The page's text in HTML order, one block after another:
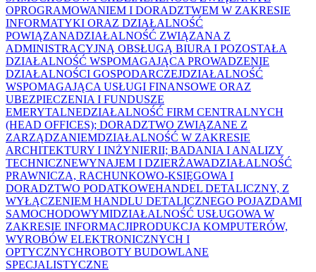
OPROGRAMOWANIEM I DORADZTWEM W ZAKRESIE
INFORMATYKI ORAZ DZIAŁALNOŚĆ
POWIĄZANADZIAŁALNOŚĆ ZWIĄZANA Z
ADMINISTRACYJNĄ OBSŁUGĄ BIURA I POZOSTAŁA
DZIAŁALNOŚĆ WSPOMAGAJĄCA PROWADZENIE
DZIAŁALNOŚCI GOSPODARCZEJDZIAŁALNOŚĆ
WSPOMAGAJĄCA USŁUGI FINANSOWE ORAZ
UBEZPIECZENIA I FUNDUSZE
EMERYTALNEDZIAŁALNOŚĆ FIRM CENTRALNYCH
(HEAD OFFICES); DORADZTWO ZWIĄZANE Z
ZARZĄDZANIEMDZIAŁALNOŚĆ W ZAKRESIE
ARCHITEKTURY I INŻYNIERII; BADANIA I ANALIZY
TECHNICZNEWYNAJEM I DZIERŻAWADZIAŁALNOŚĆ
PRAWNICZA, RACHUNKOWO-KSIĘGOWA I
DORADZTWO PODATKOWEHANDEL DETALICZNY, Z
WYŁĄCZENIEM HANDLU DETALICZNEGO POJAZDAMI
SAMOCHODOWYMIDZIAŁALNOŚĆ USŁUGOWA W
ZAKRESIE INFORMACJIPRODUKCJA KOMPUTERÓW,
WYROBÓW ELEKTRONICZNYCH I
OPTYCZNYCHROBOTY BUDOWLANE
SPECJALISTYCZNE